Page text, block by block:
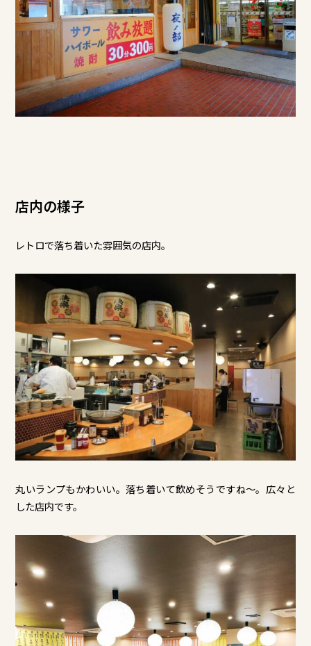
店内の様子
レトロで落ち着いた雰囲気の店内。
丸いランプもかわいい。落ち着いて飲めそうですね～。広々と
した店内です。